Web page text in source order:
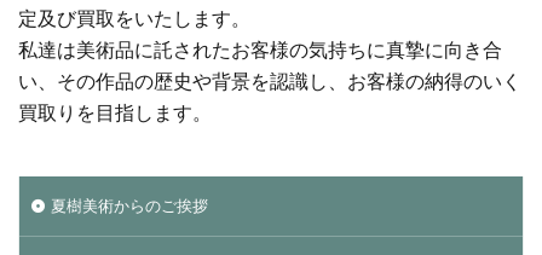
定及び買取をいたします。
私達は美術品に託されたお客様の気持ちに真摯に向き合
い、その作品の歴史や背景を認識し、お客様の納得のいく
買取りを目指します。
夏樹美術からのご挨拶